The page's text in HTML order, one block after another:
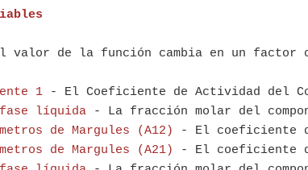
de la función cambia en un factor
1 - El Coeficiente de Actividad del
fase líquida - La fracción molar del
de Margules (A12)
- El coeficiente
de Margules (A21)
- El coeficiente